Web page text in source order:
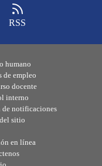
RSS
humano
de empleo
docente
interno
de notificaciones
sitio
en línea